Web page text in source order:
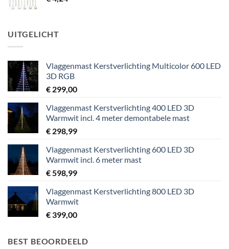
UITGELICHT
Vlaggenmast Kerstverlichting Multicolor 600 LED
3D RGB
€ 299,00
Vlaggenmast Kerstverlichting 400 LED 3D
Warmwit incl. 4 meter demontabele mast
€ 298,99
Vlaggenmast Kerstverlichting 600 LED 3D
Warmwit incl. 6 meter mast
€ 598,99
Vlaggenmast Kerstverlichting 800 LED 3D
Warmwit
€ 399,00
BEST BEOORDEELD